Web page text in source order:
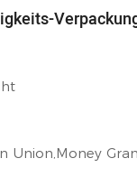
Union,Money